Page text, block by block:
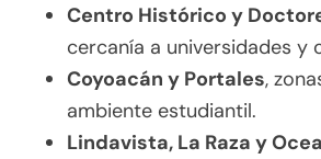
Centro Histórico y
cercanía a universidades y
Coyoacán y Portales,
ambiente estudiantil.
Lindavista, La Raza y